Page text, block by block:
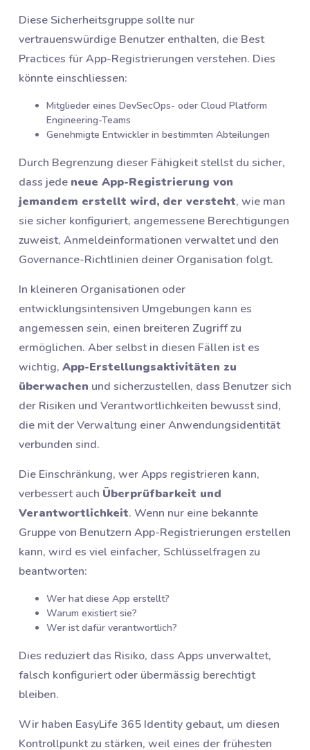
Diese Sicherheitsgruppe sollte nur
vertrauenswürdige Benutzer enthalten, die Best
Practices für App-Registrierungen verstehen. Dies
könnte einschliessen:
Mitglieder eines DevSecOps- oder Cloud Platform
Engineering-Teams
Genehmigte Entwickler in bestimmten Abteilungen
Durch Begrenzung dieser Fähigkeit stellst du sicher,
dass jede neue App-Registrierung von
jemandem erstellt wird, der versteht, wie man
sie sicher konfiguriert, angemessene Berechtigungen
zuweist, Anmeldeinformationen verwaltet und den
Governance-Richtlinien deiner Organisation folgt.
In kleineren Organisationen oder
entwicklungsintensiven Umgebungen kann es
angemessen sein, einen breiteren Zugriff zu
ermöglichen. Aber selbst in diesen Fällen ist es
wichtig, App-Erstellungsaktivitäten zu
überwachen und sicherzustellen, dass Benutzer sich
der Risiken und Verantwortlichkeiten bewusst sind,
die mit der Verwaltung einer Anwendungsidentität
verbunden sind.
Die Einschränkung, wer Apps registrieren kann,
verbessert auch Überprüfbarkeit und
Verantwortlichkeit. Wenn nur eine bekannte
Gruppe von Benutzern App-Registrierungen erstellen
kann, wird es viel einfacher, Schlüsselfragen zu
beantworten:
Wer hat diese App erstellt?
Warum existiert sie?
Wer ist dafür verantwortlich?
Dies reduziert das Risiko, dass Apps unverwaltet,
falsch konfiguriert oder übermässig berechtigt
bleiben.
Wir haben EasyLife 365 Identity gebaut, um diesen
Kontrollpunkt zu stärken, weil eines der frühesten